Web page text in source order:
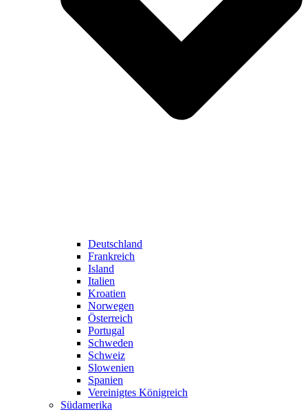
Deutschland
Frankreich
Island
Italien
Kroatien
Norwegen
Österreich
Portugal
Schweden
Schweiz
Slowenien
Spanien
Vereinigtes Königreich
Südamerika